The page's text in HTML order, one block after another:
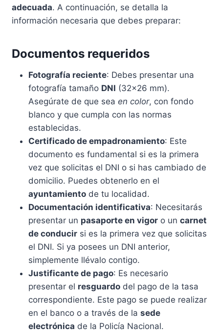
adecuada. A continuación, se detalla la
información necesaria que debes preparar:
Documentos requeridos
Fotografía reciente: Debes presentar una
fotografía tamaño DNI (32×26 mm).
Asegúrate de que sea en color, con fondo
blanco y que cumpla con las normas
establecidas.
Certificado de empadronamiento: Este
documento es fundamental si es la primera
vez que solicitas el DNI o si has cambiado de
domicilio. Puedes obtenerlo en el
ayuntamiento de tu localidad.
Documentación identificativa: Necesitarás
presentar un pasaporte en vigor o un carnet
de conducir si es la primera vez que solicitas
el DNI. Si ya posees un DNI anterior,
simplemente llévalo contigo.
Justificante de pago: Es necesario
presentar el resguardo del pago de la tasa
correspondiente. Este pago se puede realizar
en el banco o a través de la sede
electrónica de la Policía Nacional.